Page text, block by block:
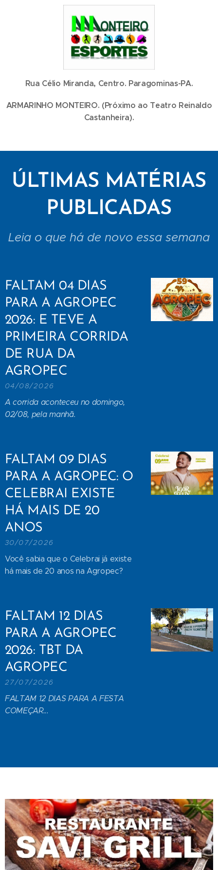
Rua Célio Miranda, Centro. Paragominas-PA.
ARMARINHO MONTEIRO. (Próximo ao Teatro Reinaldo
Castanheira).
ÚLTIMAS MATÉRIAS
PUBLICADAS
Leia o que há de novo essa semana
FALTAM 04 DIAS
PARA A AGROPEC
2026: E TEVE A
PRIMEIRA CORRIDA
DE RUA DA
AGROPEC
04/08/2026
A corrida aconteceu no domingo,
02/08, pela manhã.
FALTAM 09 DIAS
PARA A AGROPEC: O
CELEBRAI EXISTE
HÁ MAIS DE 20
ANOS
30/07/2026
Você sabia que o Celebrai já existe
há mais de 20 anos na Agropec?
FALTAM 12 DIAS
PARA A AGROPEC
2026: TBT DA
AGROPEC
27/07/2026
FALTAM 12 DIAS PARA A FESTA
COMEÇAR...